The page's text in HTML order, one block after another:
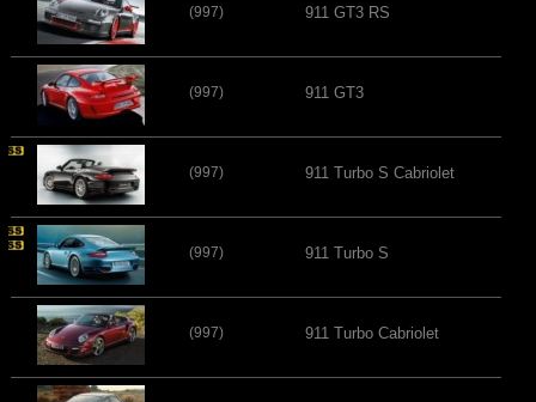
(997) 911 GT3 RS
(997) 911 GT3
(997) 911 Turbo S Cabriolet
(997) 911 Turbo S
(997) 911 Turbo Cabriolet